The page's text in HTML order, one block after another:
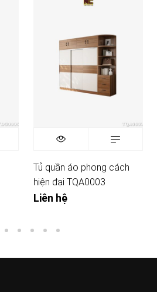
Tủ quần áo phong cách
hiện đại TQA0003
Liên hệ